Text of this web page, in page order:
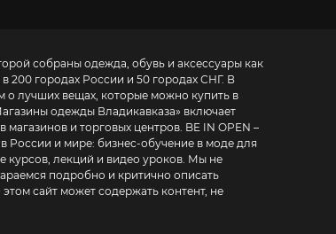
собраны одежда, обувь и аксессуары как
200 городах России и 50 городах СНГ. В
о лучших вещах, которые можно купить в
одежды Владикавказа» включает
и торговых центров. BE IN OPEN –
России и мире: бизнес-обучение в моде для
курсов, лекций и видео уроков. Мы не
подробно и критично описать
сайт может содержать контент, не